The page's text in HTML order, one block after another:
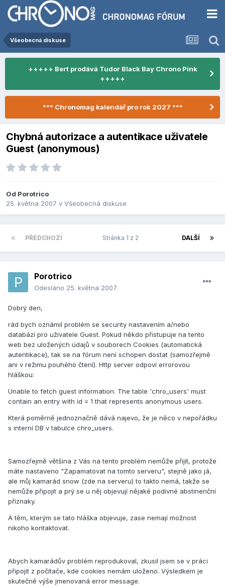
Všeobecná diskuse
+++++ Bert prodává Tudor Black Bay Chrono Pink
+++++
*** Chronomag kalendář pro rok 2027 ***
Chybná autorizace a autentikace uživatele
Guest (anonymous)
Od Porotrico
25. května 2007 v Všeobecná diskuse
PŘEDCHOZÍ DALŠÍ
Stránka 1 z 2
Porotrico
Odesláno 25. května 2007
Dobrý den,
rád bych oznámil problém se security nastavením a/nebo
databází pro uživatele Guest. Pokud někdo přistupuje na tento
web bez uložených údajů v souborech Cookies (automatická
autentikace), tak se na fórum není schopen dostat (samozřejmě
ani v režimu pouhého čtení). Http server odpoví errorovou
hláškou:
Unable to fetch guest information. The table 'chro_users' must
contain an entry with id = 1 that represents anonymous users.
Která poměrně jednoznačně dává najevo, že je něco v nepořádku
s interní DB v tabulce chro_users.
Samozřejmě většina z Vás na tento problém nemůže přijít, protože
máte nastaveno "Zapamatovat na tomto serveru", stejně jako já,
ale můj kamarád snow (zde na serveru) to takto nemá, takže se
nemůže připojit a prý se u něj objevují nějaké podivné abstinenční
příznaky.
A těm, kterým se tato hláška objevuje, zase nemají možnost
nikoho kontaktovat.
Abych kamarádův problém reprodukoval, zkusil jsem se v práci
připojit z počítače, kde cookies nemám uloženo. Výsledkem je
skutečně výše jmenovaná error message.